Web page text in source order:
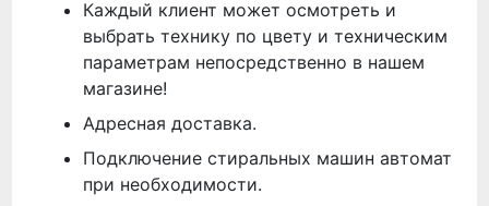
Каждый клиент может осмотреть и
выбрать технику по цвету и техническим
параметрам непосредственно в нашем
магазине!
Адресная доставка.
Подключение стиральных машин автомат
при необходимости.